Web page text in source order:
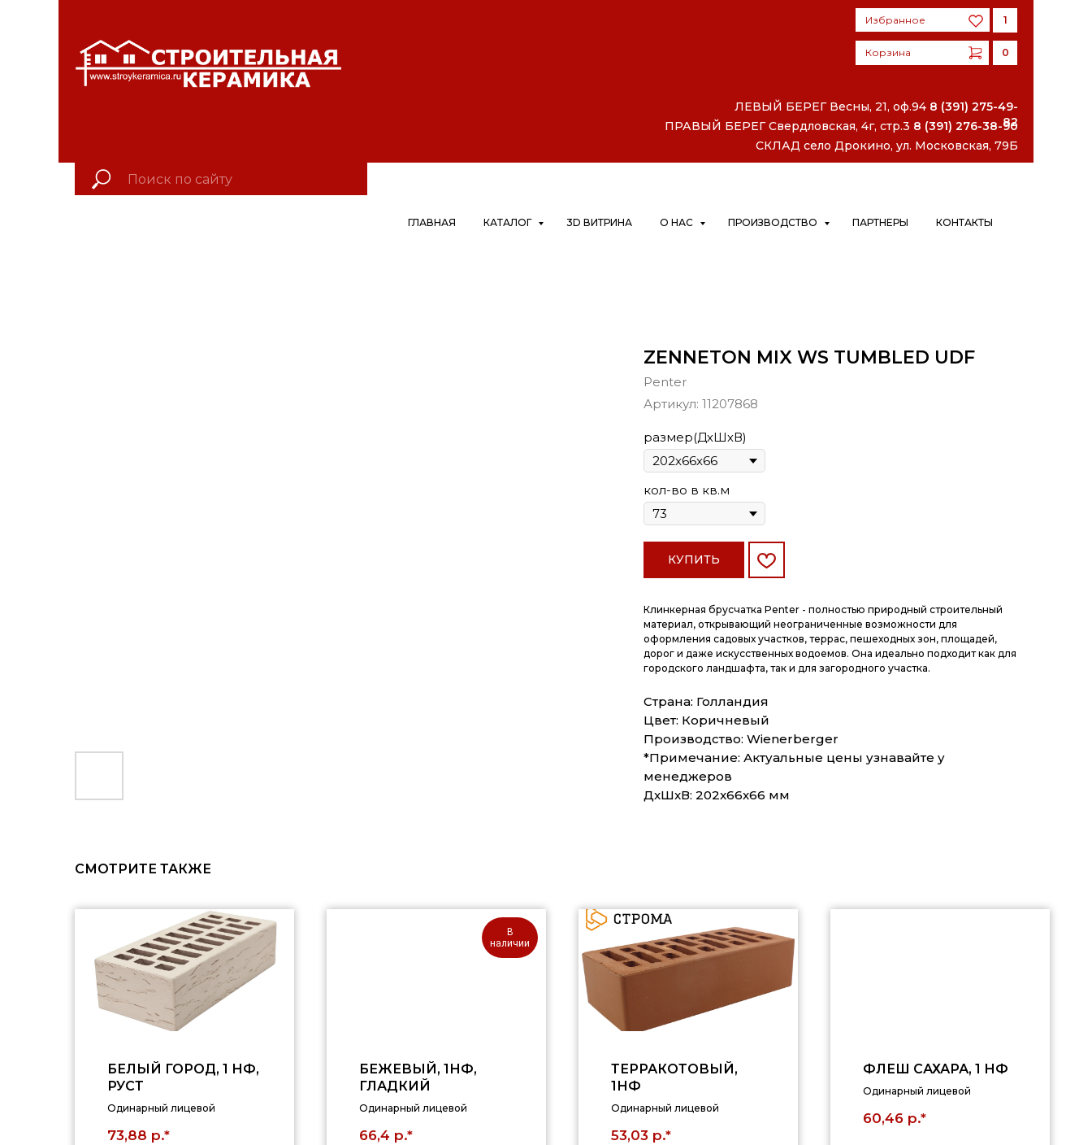
Корзина
Корзина
Избранное 1
0
ЛЕВЫЙ БЕРЕГ Весны, 21, оф.94 8 (391) 275-49-
82
ПРАВЫЙ БЕРЕГ Свердловская, 4г, стр.3 8 (391) 276-38-90
СКЛАД село Дрокино, ул. Московская, 79Б
ГЛАВНАЯ КАТАЛОГ 3D ВИТРИНА О НАС ПРОИЗВОДСТВО ПАРТНЕРЫ КОНТАКТЫ
ZENNETON MIX WS TUMBLED UDF
Penter
Артикул: 11207868
размер(ДхШхВ)
кол-во в кв.м
КУПИТЬ
Клинкерная брусчатка Penter - полностью природный строительный
материал, открывающий неограниченные возможности для
оформления садовых участков, террас, пешеходных зон, площадей,
дорог и даже искусственных водоемов. Она идеально подходит как для
городского ландшафта, так и для загородного участка.
Страна: Голландия
Цвет: Коричневый
Производство: Wienerberger
*Примечание: Актуальные цены узнавайте у
менеджеров
ДxШxВ: 202x66x66 мм
СМОТРИТЕ ТАКЖЕ
БЕЛЫЙ ГОРОД, 1 НФ,
РУСТ
Одинарный лицевой
73,88 р.*
В
наличии
БЕЖЕВЫЙ, 1НФ,
ГЛАДКИЙ
Одинарный лицевой
66,4 р.*
ТЕРРАКОТОВЫЙ,
1НФ
Одинарный лицевой
53,03 р.*
ФЛЕШ САХАРА, 1 НФ
Одинарный лицевой
60,46 р.*